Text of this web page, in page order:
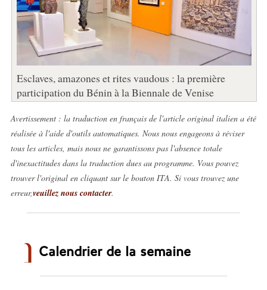
Esclaves, amazones et rites vaudous : la première
participation du Bénin à la Biennale de Venise
Avertissement : la traduction en français de l'article original italien a été
réalisée à l'aide d'outils automatiques. Nous nous engageons à réviser
tous les articles, mais nous ne garantissons pas l'absence totale
d'inexactitudes dans la traduction dues au programme. Vous pouvez
trouver l'original en cliquant sur le bouton ITA. Si vous trouvez une
erreur,veuillez nous contacter.
Calendrier de la semaine